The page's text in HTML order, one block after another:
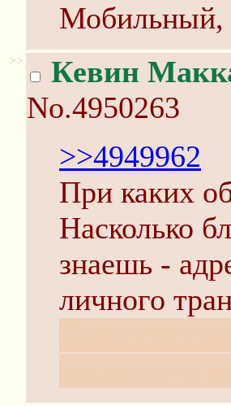
Мобильный,
>> Кевин
No.4950263
>>4949962
При каких
Насколько
знаешь -
личного